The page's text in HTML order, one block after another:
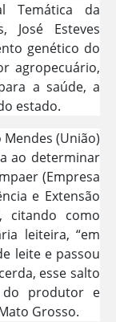
Temática da
José Esteves
genético do
agropecuário,
a saúde, a
estado.
(União)
ao determinar
(Empresa
e Extensão
citando como
leiteira, “em
leite e passou
esse salto
do produtor e
Grosso.